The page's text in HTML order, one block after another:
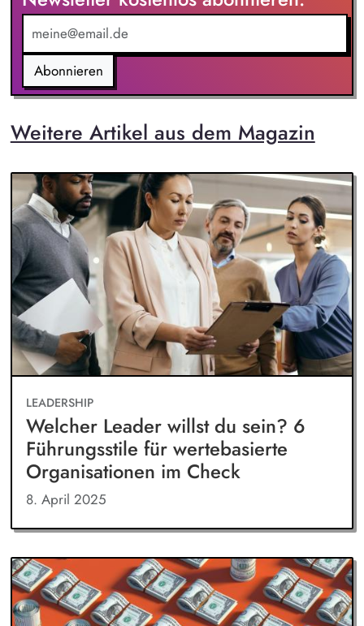
Abonnieren
Weitere Artikel aus dem Magazin
LEADERSHIP
Welcher Leader willst du sein? 6
Führungsstile für wertebasierte
Organisationen im Check
8. April 2025